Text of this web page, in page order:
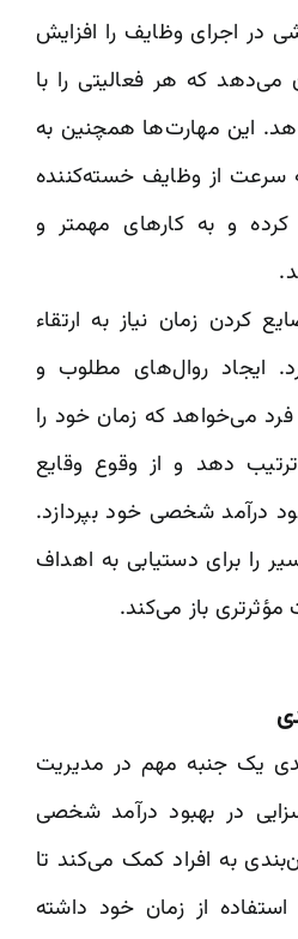
در اجرای وظایف را افزایش
که هر فعالیتی را با
این مهارت‌ها همچنین به
سرعت از وظایف خسته‌کننده
و به کارهای مهمتر و
کردن زمان نیاز به ارتقاء
ایجاد روال‌های مطلوب و
فرد می‌خواهد که زمان خود را
دهد و از وقوع وقایع
درآمد شخصی خود بپردازد.
را برای دستیابی به اهداف
باز می‌کند.
یک جنبه مهم در مدیریت
در بهبود درآمد شخصی
به افراد کمک می‌کند تا
استفاده از زمان خود داشته